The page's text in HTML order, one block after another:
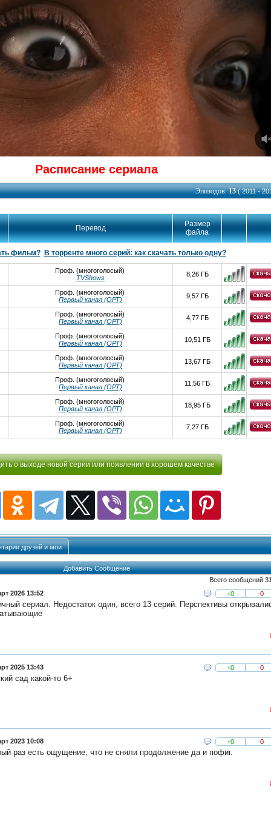
Расписание сериала
Эпизодов:13( 2011 -
Перевод
Размер
файла
фильм? В торренте много серий: как скачать только одну?
Проф. (многоголосый)
TVShows
8,26 ГБ
Проф. (многоголосый)
Первый канал (ОРТ)
9,57 ГБ
Проф. (многоголосый)
Первый канал (ОРТ)
4,77 ГБ
Проф. (многоголосый)
Первый канал (ОРТ)
10,51 ГБ
Проф. (многоголосый)
Первый канал (ОРТ)
13,67 ГБ
Проф. (многоголосый)
Первый канал (ОРТ)
11,56 ГБ
Проф. (многоголосый)
Первый канал (ОРТ)
18,95 ГБ
Проф. (многоголосый)
Первый канал (ОРТ)
7,27 ГБ
о выходе новой серии или появлении в хорошем качестве
друзей и мои
Добавить Сообщение
Всего сообщений
2026 13:52 +0 -0
сериал. Недостаток один, всего 13 серий. Перспективы
2025 13:43 +0 -0
сад какой-то 6+
2023 10:08 +0 -0
раз есть ощущение, что не сняли продолжение да и пофиг.